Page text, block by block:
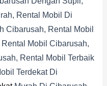
Rental Mobil Di
Cibarusah, Rental Mobil
Mobil Cibarusah,
Rental Mobil Terbaik
Terdekat Di